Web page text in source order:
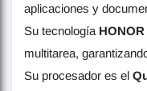
aplicaciones y
Su tecnología
multitarea,
Su procesador es el